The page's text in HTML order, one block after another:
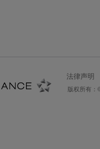
法律声明
版权所有